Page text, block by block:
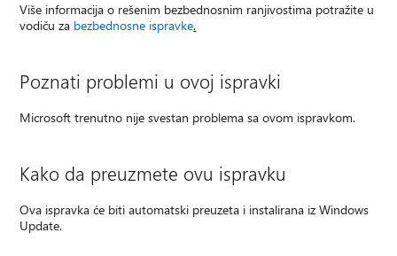
Više informacija o rešenim bezbednosnim ranjivostima potražite u
vodiču za bezbednosne ispravke.
Poznati problemi u ovoj ispravki
Microsoft trenutno nije svestan problema sa ovom ispravkom.
Kako da preuzmete ovu ispravku
Ova ispravka će biti automatski preuzeta i instalirana iz Windows
Update.